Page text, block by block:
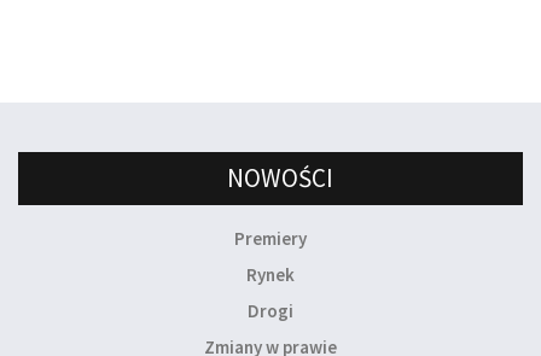
NOWOŚCI
Premiery
Rynek
Drogi
Zmiany w prawie